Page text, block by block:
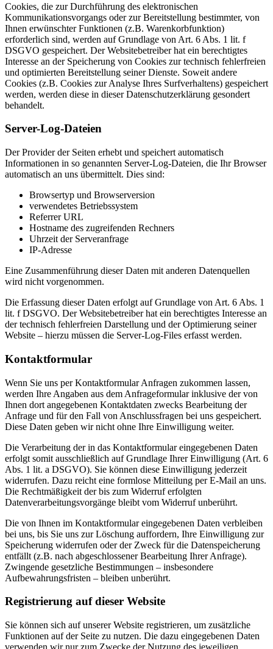
Cookies, die zur Durchführung des elektronischen
Kommunikationsvorgangs oder zur Bereitstellung bestimmter, von
Ihnen erwünschter Funktionen (z.B. Warenkorbfunktion)
erforderlich sind, werden auf Grundlage von Art. 6 Abs. 1 lit. f
DSGVO gespeichert. Der Websitebetreiber hat ein berechtigtes
Interesse an der Speicherung von Cookies zur technisch fehlerfreien
und optimierten Bereitstellung seiner Dienste. Soweit andere
Cookies (z.B. Cookies zur Analyse Ihres Surfverhaltens) gespeichert
werden, werden diese in dieser Datenschutzerklärung gesondert
behandelt.
Server-Log-Dateien
Der Provider der Seiten erhebt und speichert automatisch
Informationen in so genannten Server-Log-Dateien, die Ihr Browser
automatisch an uns übermittelt. Dies sind:
Browsertyp und Browserversion
verwendetes Betriebssystem
Referrer URL
Hostname des zugreifenden Rechners
Uhrzeit der Serveranfrage
IP-Adresse
Eine Zusammenführung dieser Daten mit anderen Datenquellen
wird nicht vorgenommen.
Die Erfassung dieser Daten erfolgt auf Grundlage von Art. 6 Abs. 1
lit. f DSGVO. Der Websitebetreiber hat ein berechtigtes Interesse an
der technisch fehlerfreien Darstellung und der Optimierung seiner
Website – hierzu müssen die Server-Log-Files erfasst werden.
Kontaktformular
Wenn Sie uns per Kontaktformular Anfragen zukommen lassen,
werden Ihre Angaben aus dem Anfrageformular inklusive der von
Ihnen dort angegebenen Kontaktdaten zwecks Bearbeitung der
Anfrage und für den Fall von Anschlussfragen bei uns gespeichert.
Diese Daten geben wir nicht ohne Ihre Einwilligung weiter.
Die Verarbeitung der in das Kontaktformular eingegebenen Daten
erfolgt somit ausschließlich auf Grundlage Ihrer Einwilligung (Art. 6
Abs. 1 lit. a DSGVO). Sie können diese Einwilligung jederzeit
widerrufen. Dazu reicht eine formlose Mitteilung per E-Mail an uns.
Die Rechtmäßigkeit der bis zum Widerruf erfolgten
Datenverarbeitungsvorgänge bleibt vom Widerruf unberührt.
Die von Ihnen im Kontaktformular eingegebenen Daten verbleiben
bei uns, bis Sie uns zur Löschung auffordern, Ihre Einwilligung zur
Speicherung widerrufen oder der Zweck für die Datenspeicherung
entfällt (z.B. nach abgeschlossener Bearbeitung Ihrer Anfrage).
Zwingende gesetzliche Bestimmungen – insbesondere
Aufbewahrungsfristen – bleiben unberührt.
Registrierung auf dieser Website
Sie können sich auf unserer Website registrieren, um zusätzliche
Funktionen auf der Seite zu nutzen. Die dazu eingegebenen Daten
verwenden wir nur zum Zwecke der Nutzung des jeweiligen